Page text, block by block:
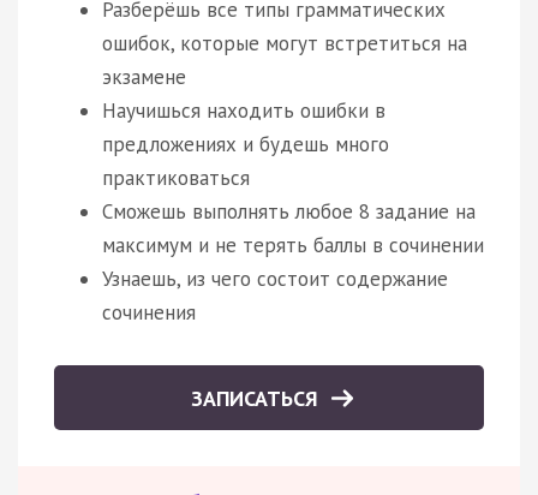
Разберёшь все типы грамматических
ошибок, которые могут встретиться на
экзамене
Научишься находить ошибки в
предложениях и будешь много
практиковаться
Сможешь выполнять любое 8 задание на
максимум и не терять баллы в сочинении
Узнаешь, из чего состоит содержание
сочинения
ЗАПИСАТЬСЯ